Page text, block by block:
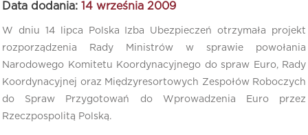
Data dodania: 14 września 2009
W dniu 14 lipca Polska Izba Ubezpieczeń otrzymała projekt
rozporządzenia Rady Ministrów w sprawie powołania
Narodowego Komitetu Koordynacyjnego do spraw Euro, Rady
Koordynacyjnej oraz Międzyresortowych Zespołów Roboczych
do Spraw Przygotowań do Wprowadzenia Euro przez
Rzeczpospolitą Polską.